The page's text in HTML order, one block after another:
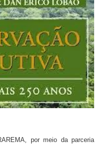
por meio da parceria